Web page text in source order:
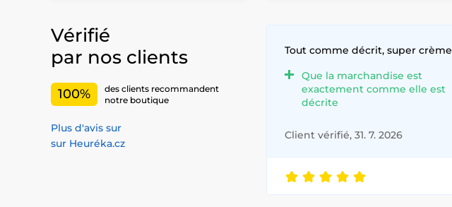
Vérifié
par nos clients
100%
des clients recommandent
notre boutique
Plus d'avis sur
sur Heuréka.cz
Tout comme décrit, super crème
Que la marchandise est
exactement comme elle est
décrite
Client vérifié, 31. 7. 2026